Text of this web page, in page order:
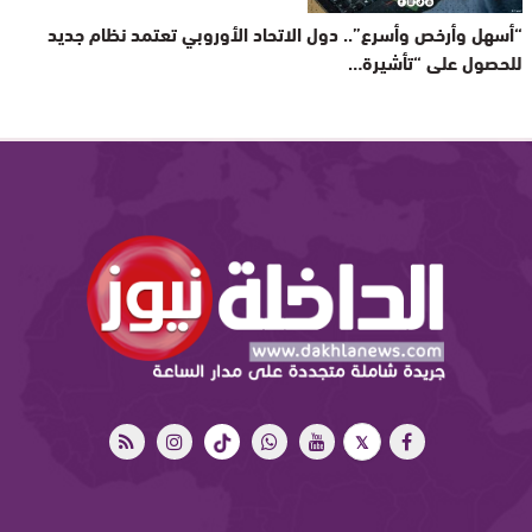
“أسهل وأرخص وأسرع”.. دول الاتحاد الأوروبي تعتمد نظام جديد
للحصول على “تأشيرة…